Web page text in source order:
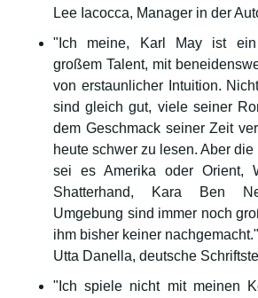
Lee Iacocca, Manager in der
"Ich meine, Karl May ist ein
großem Talent, mit
von erstaunlicher Intuition.
sind gleich gut, viele seiner
dem Geschmack seiner Zeit
heute schwer zu lesen. Aber
sei es Amerika oder Orient,
Shatterhand, Kara Ben
Umgebung sind immer noch
ihm bisher keiner nachgemacht."
Utta Danella, deutsche
"Ich spiele nicht mit meinen